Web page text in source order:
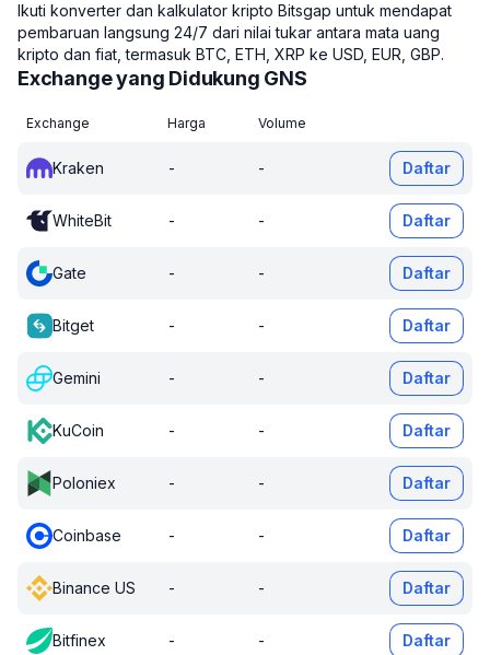
Ikuti konverter dan kalkulator kripto Bitsgap untuk mendapat
pembaruan langsung 24/7 dari nilai tukar antara mata uang
kripto dan fiat, termasuk BTC, ETH, XRP ke USD, EUR, GBP.
Exchange yang Didukung GNS
Exchange Harga Volume
Kraken - - Daftar
WhiteBit - - Daftar
Gate - - Daftar
Bitget - - Daftar
Gemini - - Daftar
KuCoin - - Daftar
Poloniex - - Daftar
Coinbase - - Daftar
Binance US - - Daftar
Bitfinex - - Daftar